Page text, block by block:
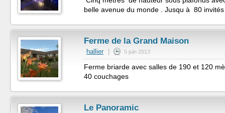
belle avenue du monde . Jusqu à 80
Ferme de la Grand Maison
hallier 5 juin 2013
Ferme briarde avec salles de 190 et 120
40 couchages
Le Panoramic